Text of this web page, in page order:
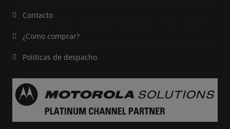
Contacto
¿Como comprar?
Politicas de despacho